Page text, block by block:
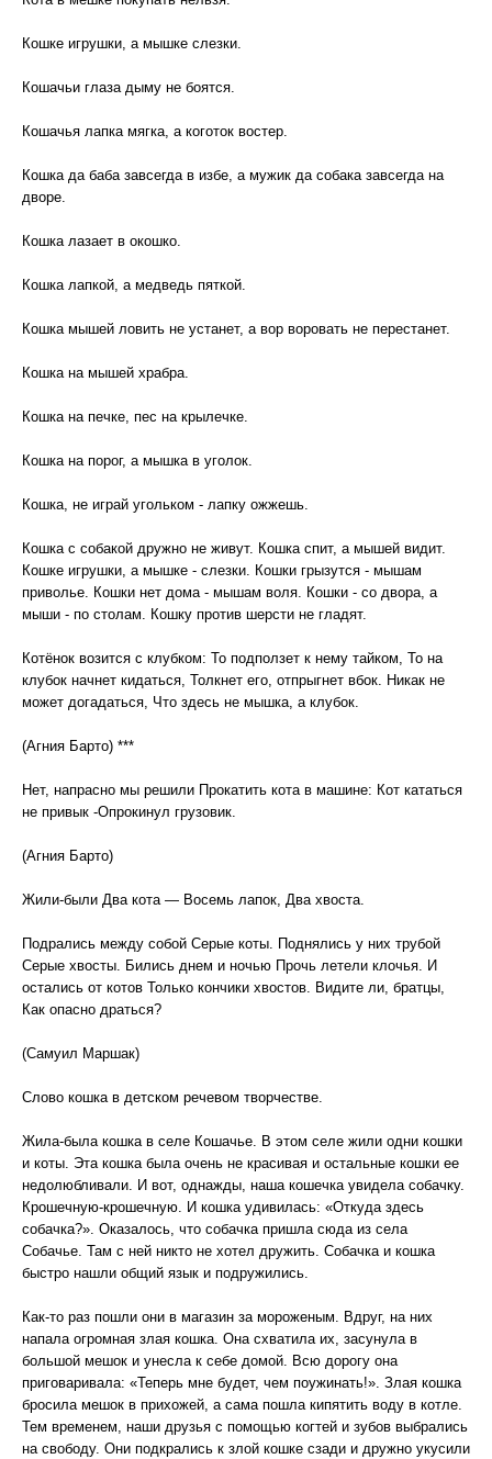
Кошке игрушки, а мышке слезки.
Кошачьи глаза дыму не боятся.
Кошачья лапка мягка, а коготок востер.
Кошка да баба завсегда в избе, а мужик да собака завсегда на
дворе.
Кошка лазает в окошко.
Кошка лапкой, а медведь пяткой.
Кошка мышей ловить не устанет, а вор воровать не перестанет.
Кошка на мышей храбра.
Кошка на печке, пес на крылечке.
Кошка на порог, а мышка в уголок.
Кошка, не играй угольком - лапку ожжешь.
Кошка с собакой дружно не живут. Кошка спит, а мышей видит.
Кошке игрушки, а мышке - слезки. Кошки грызутся - мышам
приволье. Кошки нет дома - мышам воля. Кошки - со двора, а
мыши - по столам. Кошку против шерсти не гладят.
Котёнок возится с клубком: То подползет к нему тайком, То на
клубок начнет кидаться, Толкнет его, отпрыгнет вбок. Никак не
может догадаться, Что здесь не мышка, а клубок.
(Агния Барто) ***
Нет, напрасно мы решили Прокатить кота в машине: Кот кататься
не привык -Опрокинул грузовик.
(Агния Барто)
Жили-были Два кота — Восемь лапок, Два хвоста.
Подрались между собой Серые коты. Поднялись у них трубой
Серые хвосты. Бились днем и ночью Прочь летели клочья. И
остались от котов Только кончики хвостов. Видите ли, братцы,
Как опасно драться?
(Самуил Маршак)
Слово кошка в детском речевом творчестве.
Жила-была кошка в селе Кошачье. В этом селе жили одни кошки
и коты. Эта кошка была очень не красивая и остальные кошки ее
недолюбливали. И вот, однажды, наша кошечка увидела собачку.
Крошечную-крошечную. И кошка удивилась: «Откуда здесь
собачка?». Оказалось, что собачка пришла сюда из села
Собачье. Там с ней никто не хотел дружить. Собачка и кошка
быстро нашли общий язык и подружились.
Как-то раз пошли они в магазин за мороженым. Вдруг, на них
напала огромная злая кошка. Она схватила их, засунула в
большой мешок и унесла к себе домой. Всю дорогу она
приговаривала: «Теперь мне будет, чем поужинать!». Злая кошка
бросила мешок в прихожей, а сама пошла кипятить воду в котле.
Тем временем, наши друзья с помощью когтей и зубов выбрались
на свободу. Они подкрались к злой кошке сзади и дружно укусили